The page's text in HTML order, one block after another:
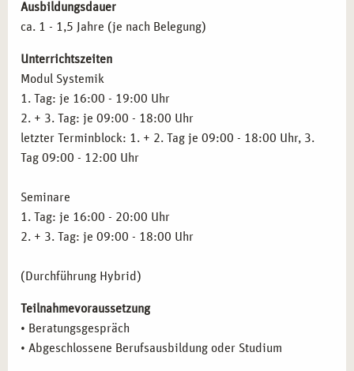
Ausbildungsdauer
ca. 1 - 1,5 Jahre (je nach Belegung)
Unterrichtszeiten
Modul Systemik
1. Tag: je 16:00 - 19:00 Uhr
2. + 3. Tag: je 09:00 - 18:00 Uhr
letzter Terminblock: 1. + 2. Tag je 09:00 - 18:00 Uhr, 3.
Tag 09:00 - 12:00 Uhr
Seminare
1. Tag: je 16:00 - 20:00 Uhr
2. + 3. Tag: je 09:00 - 18:00 Uhr
(Durchführung Hybrid)
Teilnahmevoraussetzung
• Beratungsgespräch
• Abgeschlossene Berufsausbildung oder Studium